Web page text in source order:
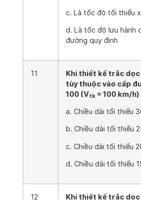
c. Là tốc độ tối thiểu
d. Là tốc độ lưu hành
đường quy định
11
Khi thiết kế trắc dọc
tùy thuộc vào cấp
100 (Vtk = 100 km/
a. Chiều dài tối thiểu
b. Chiều dài tối thiểu
c. Chiều dài tối thiểu
d. Chiều dài tối thiểu
12 Khi thiết kế trắc dọc